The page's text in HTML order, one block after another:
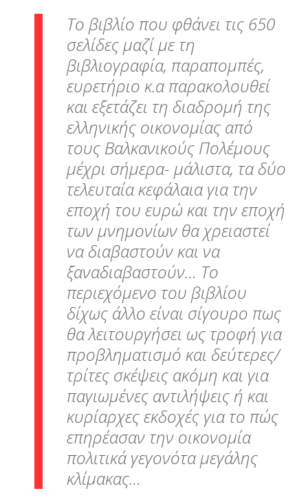
Το βιβλίο που φθάνει τις 650
σελίδες μαζί με τη
βιβλιογραφία, παραπομπές,
ευρετήριο κ.α παρακολουθεί
και εξετάζει τη διαδρομή της
ελληνικής οικονομίας από
τους Βαλκανικούς Πολέμους
μέχρι σήμερα- μάλιστα, τα δύο
τελευταία κεφάλαια για την
εποχή του ευρώ και την εποχή
των μνημονίων θα χρειαστεί
να διαβαστούν και να
ξαναδιαβαστούν… Το
περιεχόμενο του βιβλίου
δίχως άλλο είναι σίγουρο πως
θα λειτουργήσει ως τροφή για
προβληματισμό και δεύτερες/
τρίτες σκέψεις ακόμη και για
παγιωμένες αντιλήψεις ή και
κυρίαρχες εκδοχές για το πώς
επηρέασαν την οικονομία
πολιτικά γεγονότα μεγάλης
κλίμακας…